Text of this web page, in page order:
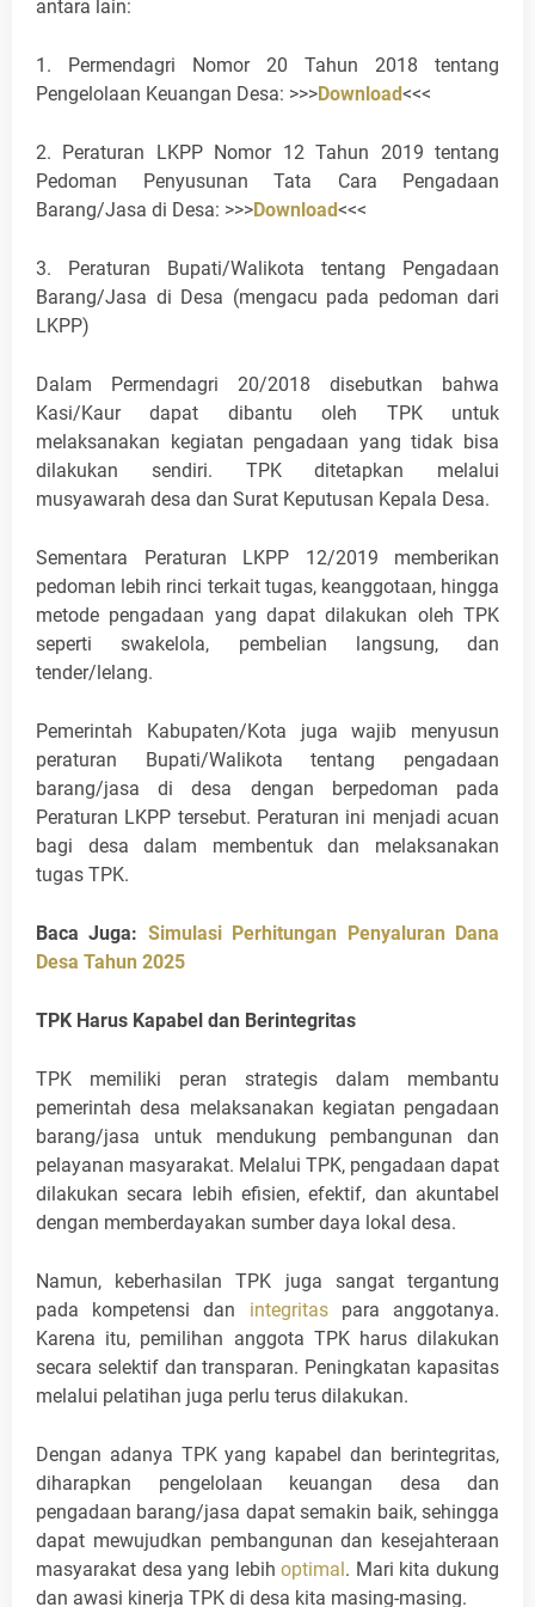
antara lain:
1. Permendagri Nomor 20 Tahun 2018 tentang
Pengelolaan Keuangan Desa: >>>Download<<<
2. Peraturan LKPP Nomor 12 Tahun 2019 tentang
Pedoman Penyusunan Tata Cara Pengadaan
Barang/Jasa di Desa: >>>Download<<<
3. Peraturan Bupati/Walikota tentang Pengadaan
Barang/Jasa di Desa (mengacu pada pedoman dari
LKPP)
Dalam Permendagri 20/2018 disebutkan bahwa
Kasi/Kaur dapat dibantu oleh TPK untuk
melaksanakan kegiatan pengadaan yang tidak bisa
dilakukan sendiri. TPK ditetapkan melalui
musyawarah desa dan Surat Keputusan Kepala Desa.
Sementara Peraturan LKPP 12/2019 memberikan
pedoman lebih rinci terkait tugas, keanggotaan, hingga
metode pengadaan yang dapat dilakukan oleh TPK
seperti swakelola, pembelian langsung, dan
tender/lelang.
Pemerintah Kabupaten/Kota juga wajib menyusun
peraturan Bupati/Walikota tentang pengadaan
barang/jasa di desa dengan berpedoman pada
Peraturan LKPP tersebut. Peraturan ini menjadi acuan
bagi desa dalam membentuk dan melaksanakan
tugas TPK.
Baca Juga: Simulasi Perhitungan Penyaluran Dana
Desa Tahun 2025
TPK Harus Kapabel dan Berintegritas
TPK memiliki peran strategis dalam membantu
pemerintah desa melaksanakan kegiatan pengadaan
barang/jasa untuk mendukung pembangunan dan
pelayanan masyarakat. Melalui TPK, pengadaan dapat
dilakukan secara lebih efisien, efektif, dan akuntabel
dengan memberdayakan sumber daya lokal desa.
Namun, keberhasilan TPK juga sangat tergantung
pada kompetensi dan integritaspara anggotanya.
Karena itu, pemilihan anggota TPK harus dilakukan
secara selektif dan transparan. Peningkatan kapasitas
melalui pelatihan juga perlu terus dilakukan.
Dengan adanya TPK yang kapabel dan berintegritas,
diharapkan pengelolaan keuangan desa dan
pengadaan barang/jasa dapat semakin baik, sehingga
dapat mewujudkan pembangunan dan kesejahteraan
masyarakat desa yang lebih optimal. Mari kita dukung
dan awasi kinerja TPK di desa kita masing-masing.